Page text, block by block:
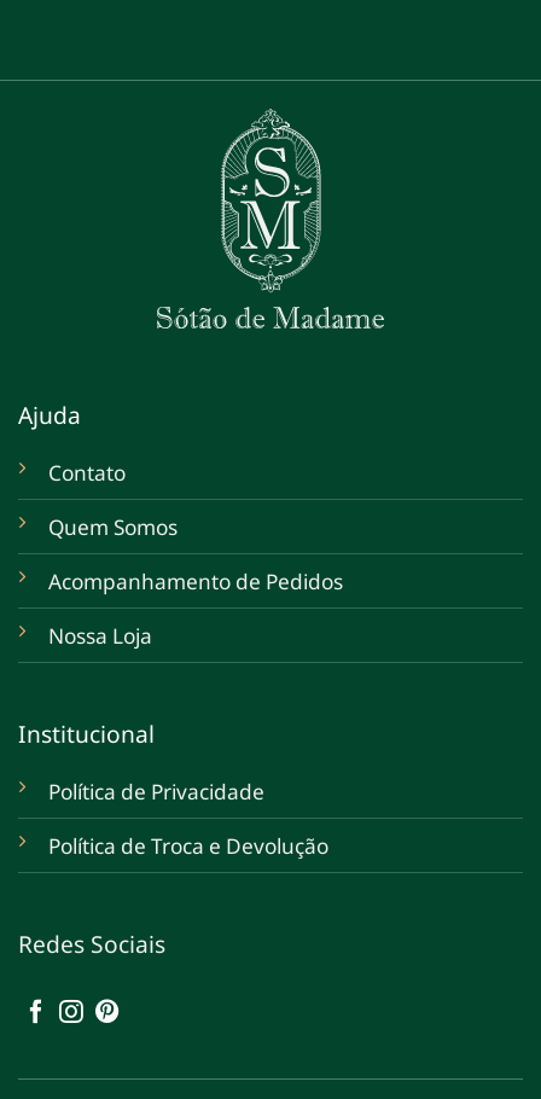
Ajuda
Contato
Quem Somos
Acompanhamento de Pedidos
Nossa Loja
Institucional
Política de Privacidade
Política de Troca e Devolução
Redes Sociais